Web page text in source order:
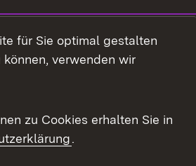
für Sie optimal gestalten
verwenden wir
zu Cookies erhalten Sie in
.